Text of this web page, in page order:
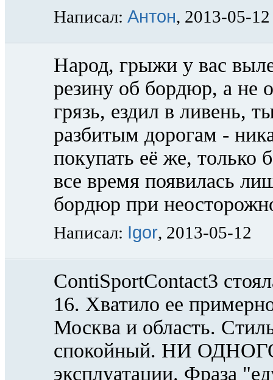
Написал: Антон, 2013-05-12
Народ, грыжи у вас
резину об бордюр, а не
грязь, ездил в ливень,
разбитым дорогам -
покупать её же, только
все время появилась
бордюр при
Написал: Igor, 2013-05-12
ContiSportContact3
16. Хватило ее
Москва и область.
спокойный. НИ ОДНОГО
эксплуатации. Фраза